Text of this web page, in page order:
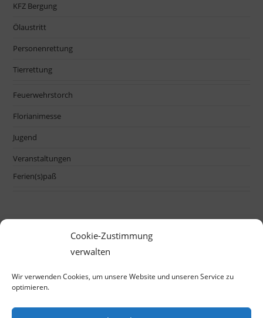
Cookie-Zustimmung
verwalten
Wir verwenden Cookies, um unsere Website und unseren Service zu
optimieren.
KFZ Bergung
Ölaustritt
Personenrettung
Tierrettung
Feuerwehrstorch
Florianimesse
Jugend
Veranstaltungen
Ferien(s)paß